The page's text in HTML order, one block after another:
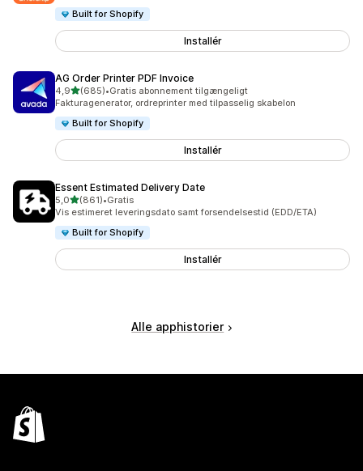
Built for Shopify
Installér
AG Order Printer PDF Invoice
4,9ud af 5 stjerner
(685)
685 anmeldelser i alt
•Gratis abonnement tilgængeligt
Fakturagenerator, ordreprinter med tilpasselig skabelon
Built for Shopify
Installér
Essent Estimated Delivery Date
5,0ud af 5 stjerner
(861)
861 anmeldelser i alt
•Gratis
Vis estimeret leveringsdato samt forsendelsestid (EDD/ETA)
Built for Shopify
Installér
Alle apphistorier